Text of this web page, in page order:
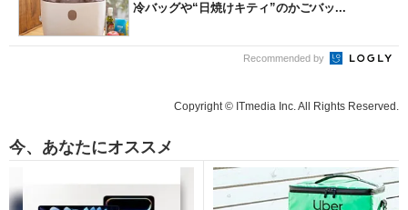
冷バッグや“日焼けキティ”のかごバッ...
Recommended by
Copyright © ITmedia Inc. All Rights Reserved.
今、あなたにオススメ